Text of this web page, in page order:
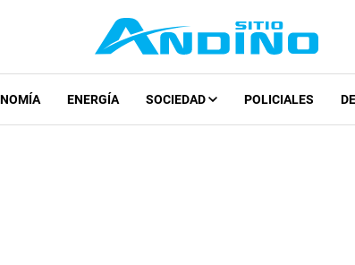
ENERGÍA SOCIEDAD POLICIALES